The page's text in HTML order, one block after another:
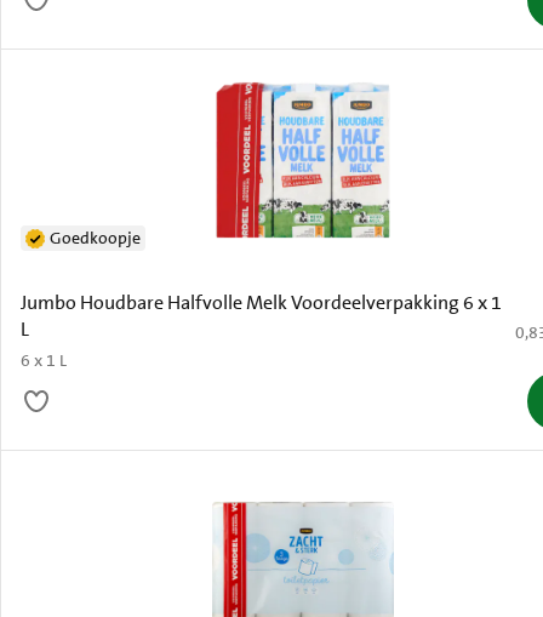
Jumbo Houdbare Halfvolle Melk Voordeelverpakking 6 x 1
L
6 x 1 L
Goedkoopje
€